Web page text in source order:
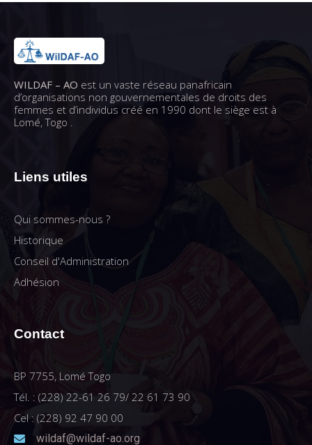
WILDAF – AO est un vaste réseau panafricain
d’organisations non gouvernementales de droits des
femmes et d’individus créé en 1990 dont le siège est à
Lomé, Togo .
Liens utiles
Qui sommes-nous ?
Historique
Conseil d'Administration
Adhésion
Contact
BP 7755, Lomé Togo
Tél. : (228) 22-61 26 79/ 22 61 73 90
Cel : (228) 92 47 90 00
wildaf@wildaf-ao.org